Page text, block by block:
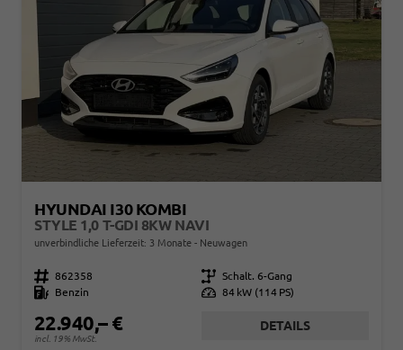
HYUNDAI I30 KOMBI
STYLE 1,0 T-GDI 8KW NAVI
unverbindliche Lieferzeit: 3 Monate Neuwagen
Fahrzeugnr. 862358 Getriebe Schalt. 6-Gang
Kraftstoff
Benzin Leistung 84 kW (114 PS)
22.940,– €
incl. 19% MwSt.
DETAILS